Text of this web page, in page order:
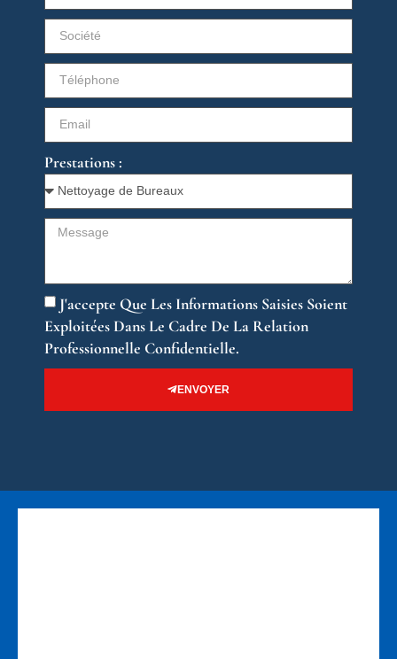
Prestations :
J'accepte Que Les Informations Saisies Soient
Exploitées Dans Le Cadre De La Relation
Professionnelle Confidentielle.
ENVOYER